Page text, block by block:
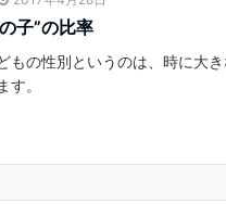
子”の比率
もの性別というのは、時に大
す。